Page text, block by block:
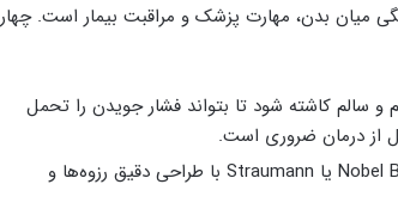
میان بدن، مهارت پزشک و مراقبت بیمار است. چهار
و سالم کاشته شود تا بتواند فشار جویدن را تحمل
از درمان ضروری است.
برندهای معتبر جهانی مثل Nobel Biocare یا Straumann با طراحی دقیق رزوه‌ها و